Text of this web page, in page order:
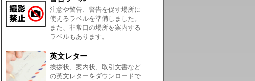
注意や警告、警告を促す場所に
使えるラベルを準備しました。
また、非常口の場所を案内する
ラベルもあります。
英文レター
挨拶状、案内状、取引文書など
の英文レターをダウンロードで